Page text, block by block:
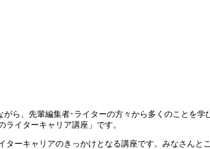
ら、先輩編集者･ライターの方々から多くのことを学
イターキャリア講座」です。
ーキャリアのきっかけとなる講座です。みなさんと